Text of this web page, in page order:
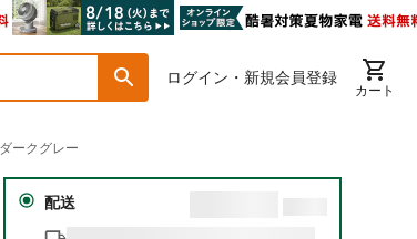
ログイン・新規会員登録
カート
ークグレー
配送